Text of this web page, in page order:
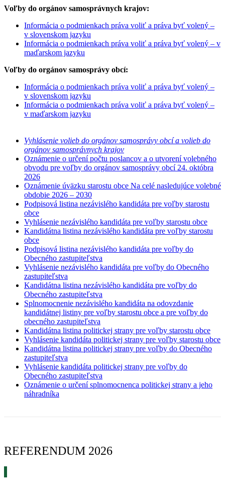
Voľby do orgánov samosprávnych krajov:
Informácia o podmienkach práva voliť a práva byť volený –
v slovenskom jazyku
Informácia o podmienkach práva voliť a práva byť volený – v
maďarskom jazyku
Voľby do orgánov samosprávy obcí:
Informácia o podmienkach práva voliť a práva byť volený –
v slovenskom jazyku
Informácia o podmienkach práva voliť a práva byť volený –
v maďarskom jazyku
Vyhlásenie volieb do orgánov samosprávy obcí a volieb do
orgánov samosprávnych krajov
Oznámenie o určení počtu poslancov a o utvorení volebného
obvodu pre voľby do orgánov samosprávy obcí 24. októbra
2026
Oznámenie úväzku starostu obce Na celé nasledujúce volebné
obdobie 2026 – 2030
Podpisová listina nezávislého kandidáta pre voľby starostu
obce
Vyhlásenie nezávislého kandidáta pre voľby starostu obce
Kandidátna listina nezávislého kandidáta pre voľby starostu
obce
Podpisová listina nezávislého kandidáta pre voľby do
Obecného zastupiteľstva
Vyhlásenie nezávislého kandidáta pre voľby do Obecného
zastupiteľstva
Kandidátna listina nezávislého kandidáta pre voľby do
Obecného zastupiteľstva
Splnomocnenie nezávislého kandidáta na odovzdanie
kandidátnej listiny pre voľby starostu obce a pre voľby do
obecného zastupiteľstva
Kandidátna listina politickej strany pre voľby starostu obce
Vyhlásenie kandidáta politickej strany pre voľby starostu obce
Kandidátna listina politickej strany pre voľby do Obecného
zastupiteľstva
Vyhlásenie kandidáta politickej strany pre voľby do
Obecného zastupiteľstva
Oznámenie o určení splnomocnenca politickej strany a jeho
náhradníka
REFERENDUM 2026